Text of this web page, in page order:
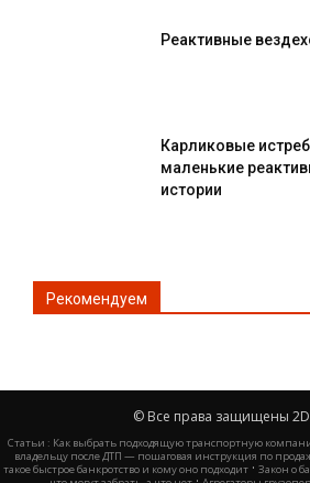
Реактивные
Карликовые
маленькие
истории
Рекомендуем
© Все права защищены
Статьи : Как выбрать подходящую транспортную
владельцу после ДТП — пошаговая инструкция по
такое быстрое банкротство и кому оно подходит · Закон о